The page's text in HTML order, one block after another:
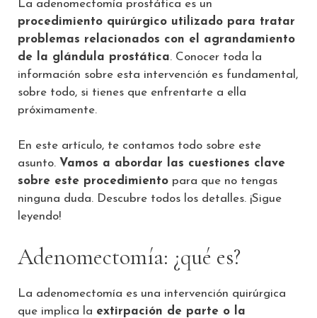
La adenomectomía prostática es un
procedimiento quirúrgico utilizado para tratar
problemas relacionados con el agrandamiento
de la glándula prostática. Conocer toda la
información sobre esta intervención es fundamental,
sobre todo, si tienes que enfrentarte a ella
próximamente.
En este artículo, te contamos todo sobre este
asunto. Vamos a abordar las cuestiones clave
sobre este procedimiento para que no tengas
ninguna duda. Descubre todos los detalles. ¡Sigue
leyendo!
Adenomectomía: ¿qué es?
La adenomectomía es una intervención quirúrgica
que implica la extirpación de parte o la